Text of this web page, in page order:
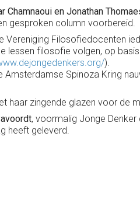
Chamnaoui en Jonathan
gesproken column voorbereid.
Vereniging Filosofiedocenten
lessen filosofie volgen, op
).
Amsterdamse Spinoza Kring
haar zingende glazen voor de
, voormalig Jonge Denker
heeft geleverd.